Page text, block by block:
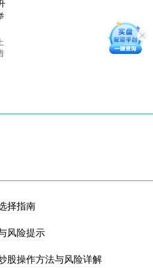
择指南
风险提示
股操作方法与风险详解